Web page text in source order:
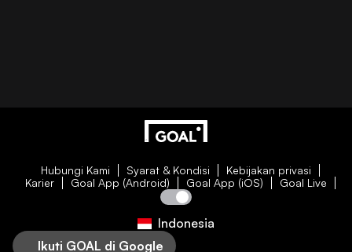
Hubungi Kami Syarat & Kondisi
Kebijakan privasi
Karier
Goal App (Android) Goal App (iOS) Goal Live
Indonesia
Ikuti GOAL di Google